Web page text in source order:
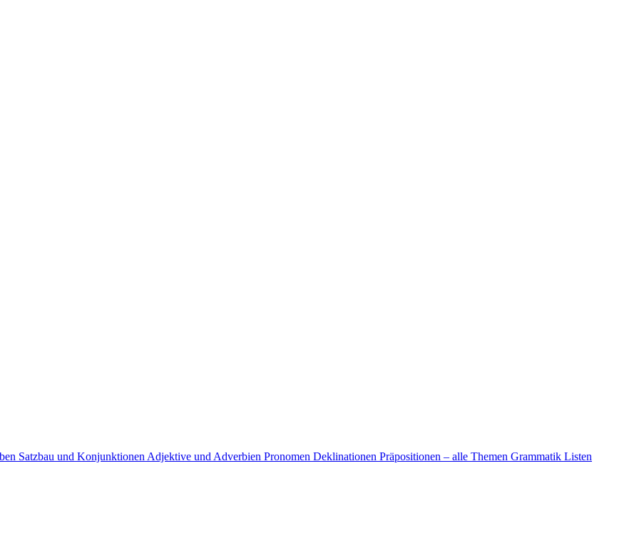
Satzbau und Konjunktionen Adjektive und Adverbien Pronomen Deklinationen Präpositionen – alle Themen Grammatik Listen